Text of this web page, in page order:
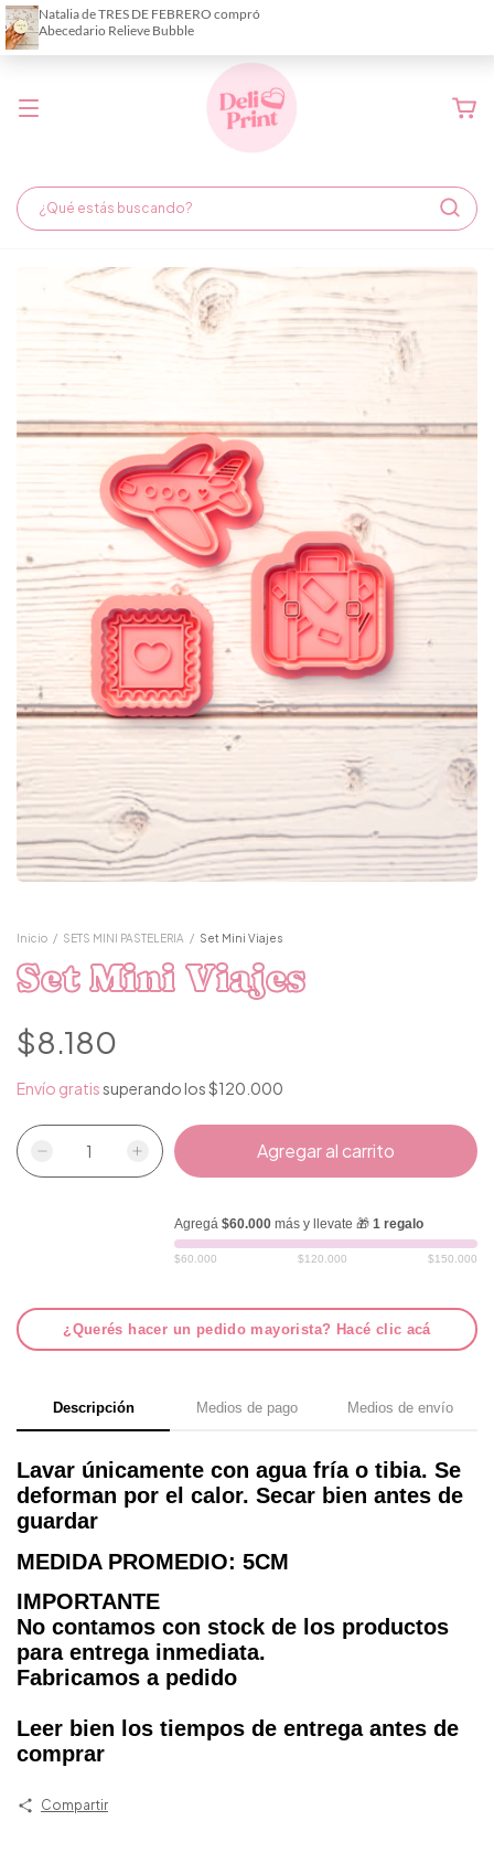
Demora de fabricación hasta 6 días hábiles
Inicio / SETS MINI PASTELERIA / Set Mini Viajes
Set Mini Viajes
$8.180
Envío gratissuperando los$120.000
Agregá $60.000más y llevate 🎁 1 regalo
$60.000 $120.000 $150.000
¿Querés hacer un pedido mayorista? Hacé clic acá
Descripción Medios de pago Medios de envío
Lavar únicamente con agua fría o tibia. Se
deforman por el calor. Secar bien antes de
guardar
MEDIDA PROMEDIO: 5CM
IMPORTANTE
No contamos con stock de los productos
para entrega inmediata.
Fabricamos a pedido
Leer bien los tiempos de entrega antes de
comprar
Compartir